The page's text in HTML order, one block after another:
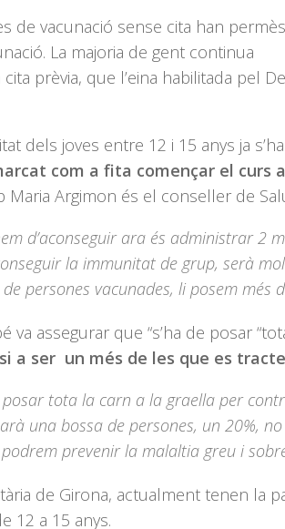
de vacunació sense cita han
La majoria de gent continua
prèvia, que l’eina habilitada pel
dels joves entre 12 i 15 anys ja
com a fita començar el
Maria Argimon és el conseller de
d’aconseguir ara és administrar 2
la immunitat de grup, serà
persones vacunades, li posem més
va assegurar que “s’ha de posar
a ser un més de les que es
posar tota la carn a la graella per
una bossa de persones, un 20%,
prevenir la malaltia greu i
de Girona, actualment tenen la
12 a 15 anys.